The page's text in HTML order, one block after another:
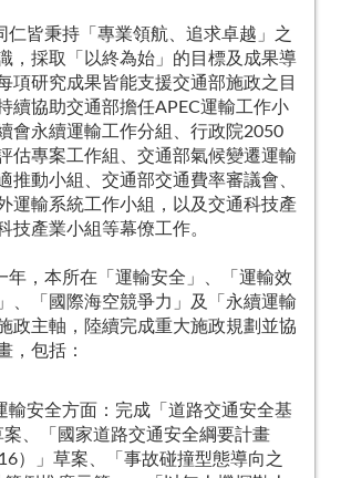
皆秉持「專業領航、追求卓越」之
，採取「以終為始」的目標及成果導
項研究成果皆能支援交通部施政之目
續協助交通部擔任APEC運輸工作小
會永續運輸工作分組、行政院2050
估專案工作組、交通部氣候變遷運輸
推動小組、交通部交通費率審議會、
運輸系統工作小組，以及交通科技產
技產業小組等幕僚工作。
，本所在「運輸安全」、「運輸效
、「國際海空競爭力」及「永續運輸
政主軸，陸續完成重大施政規劃並協
，包括：
輸安全方面：完成「道路交通安全基
案、「國家道路交通安全綱要計畫
）」草案、「事故碰撞型態導向之